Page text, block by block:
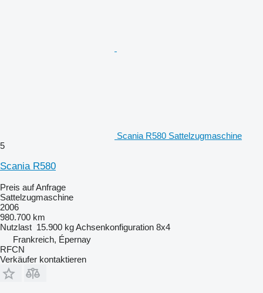
Scania R580 Sattelzugmaschine
5
Scania R580
Preis auf Anfrage
Sattelzugmaschine
2006
980.700 km
Nutzlast 15.900 kgAchsenkonfiguration 8x4
Frankreich, Épernay
RFCN
Verkäufer kontaktieren